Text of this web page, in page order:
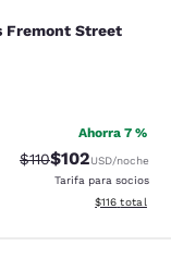
Fremont
Fremont Street
40 reseñas
Ahorra 7 %
Precio tachado:
$110Precio con
$102USD/noche
Tarifa para socios
Ver detalles
$116 total